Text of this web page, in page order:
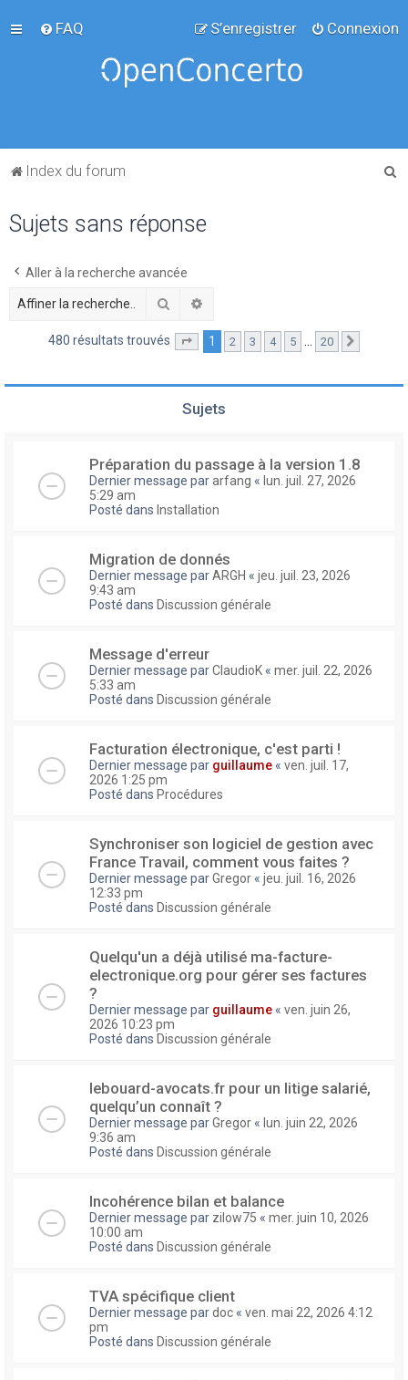
FAQ Connexion
S’enregistrer
Index du forum
Sujets sans réponse
Aller à la recherche avancée
Rechercher
480 résultats trouvés Page sur20
1 2 3 4 5 … 20
Sujets
Préparation du passage à la version 1.8
Dernier message pararfang « lun. juil. 27, 2026
5:29 am
Posté dans Installation
Migration de donnés
Dernier message parARGH « jeu. juil. 23, 2026
9:43 am
Posté dans Discussion générale
Message d'erreur
Dernier message parClaudioK « mer. juil. 22, 2026
5:33 am
Posté dans Discussion générale
Facturation électronique, c'est parti !
Dernier message par guillaume « ven. juil. 17,
2026 1:25 pm
Posté dans Procédures
Synchroniser son logiciel de gestion avec
France Travail, comment vous faites ?
Dernier message parGregor « jeu. juil. 16, 2026
12:33 pm
Posté dans Discussion générale
Quelqu'un a déjà utilisé ma-facture-
electronique.org pour gérer ses factures
?
Dernier message par guillaume « ven. juin 26,
2026 10:23 pm
Posté dans Discussion générale
lebouard-avocats.fr pour un litige salarié,
quelqu’un connaît ?
Dernier message parGregor « lun. juin 22, 2026
9:36 am
Posté dans Discussion générale
Incohérence bilan et balance
Dernier message par zilow75 « mer. juin 10, 2026
10:00 am
Posté dans Discussion générale
TVA spécifique client
Dernier message pardoc « ven. mai 22, 2026 4:12
pm
Posté dans Discussion générale